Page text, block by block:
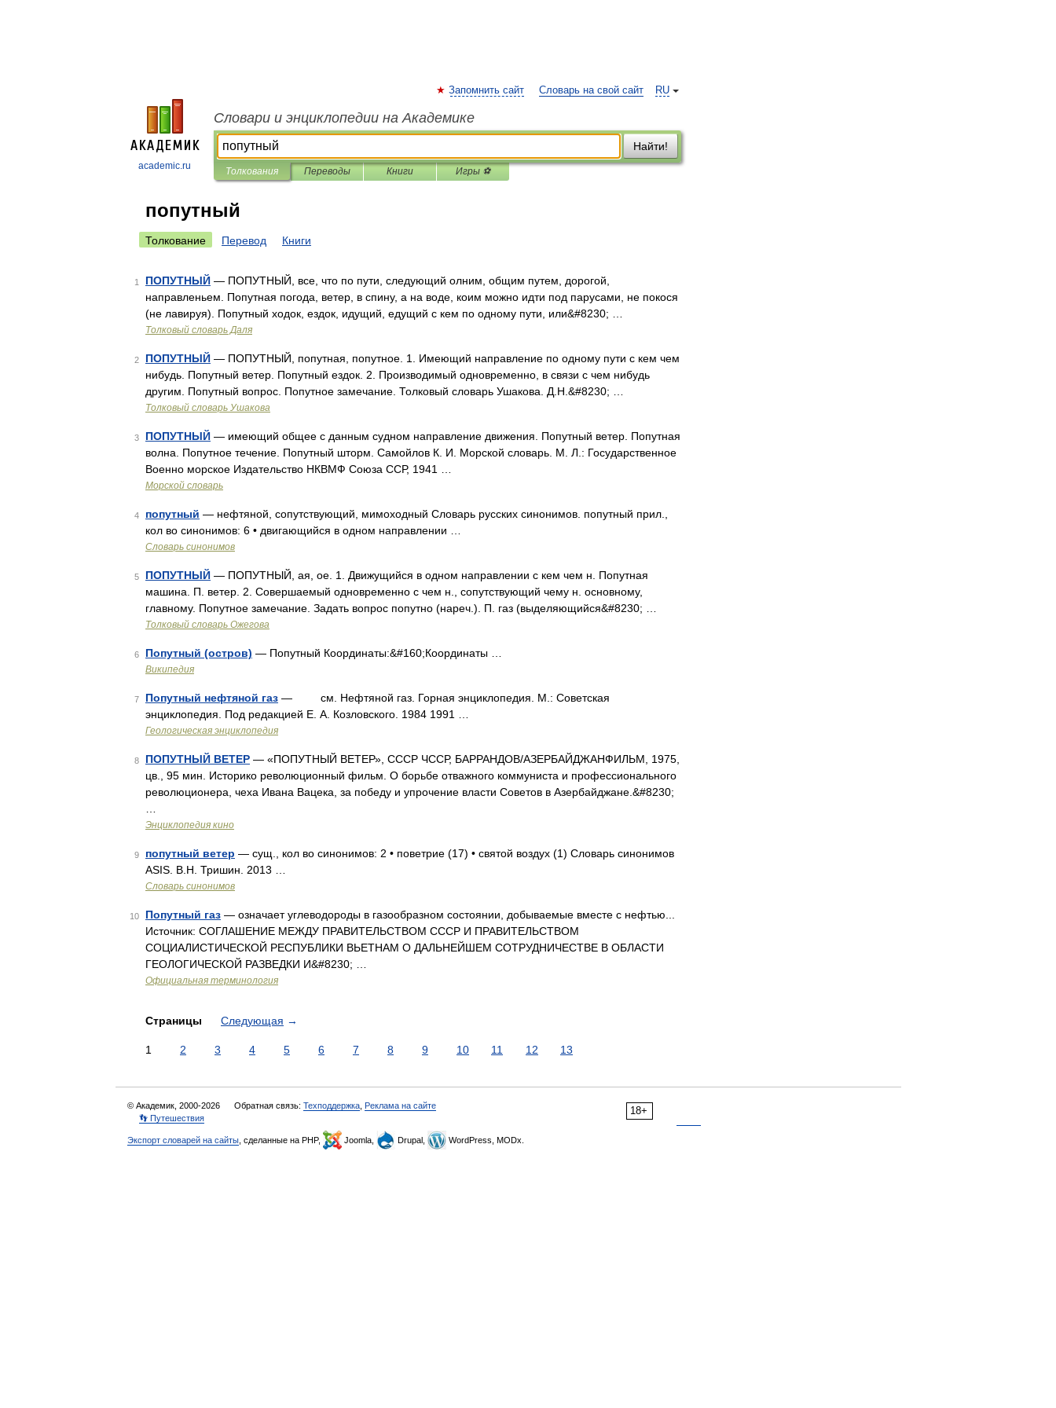
academic.ru
RU
Запомнить сайт Словарь на свой сайт
Словари и энциклопедии на Академике
Найти!
Толкования Переводы Книги Игры ⚽
попутный
Толкование Перевод Книги
1 ПОПУТНЫЙ — ПОПУТНЫЙ, все, что по пути, следующий олним, общим путем, дорогой,
направленьем. Попутная погода, ветер, в спину, а на воде, коим можно идти под парусами, не покося
(не лавируя). Попутный ходок, ездок, идущий, едущий с кем по одному пути, или&#8230; …
Толковый словарь Даля
2 ПОПУТНЫЙ — ПОПУТНЫЙ, попутная, попутное. 1. Имеющий направление по одному пути с кем чем
нибудь. Попутный ветер. Попутный ездок. 2. Производимый одновременно, в связи с чем нибудь
другим. Попутный вопрос. Попутное замечание. Толковый словарь Ушакова. Д.Н.&#8230; …
Толковый словарь Ушакова
3 ПОПУТНЫЙ — имеющий общее с данным судном направление движения. Попутный ветер. Попутная
волна. Попутное течение. Попутный шторм. Самойлов К. И. Морской словарь. М. Л.: Государственное
Военно морское Издательство НКВМФ Союза ССР, 1941 …
Морской словарь
4 попутный — нефтяной, сопутствующий, мимоходный Словарь русских синонимов. попутный прил.,
кол во синонимов: 6 • двигающийся в одном направлении …
Словарь синонимов
5 ПОПУТНЫЙ — ПОПУТНЫЙ, ая, ое. 1. Движущийся в одном направлении с кем чем н. Попутная
машина. П. ветер. 2. Совершаемый одновременно с чем н., сопутствующий чему н. основному,
главному. Попутное замечание. Задать вопрос попутно (нареч.). П. газ (выделяющийся&#8230; …
Толковый словарь Ожегова
6 Попутный (остров) — Попутный Координаты:&#160;Координаты …
Википедия
7 Попутный нефтяной газ — см. Нефтяной газ. Горная энциклопедия. М.: Советская
энциклопедия. Под редакцией Е. А. Козловского. 1984 1991 …
Геологическая энциклопедия
8 ПОПУТНЫЙ ВЕТЕР — «ПОПУТНЫЙ ВЕТЕР», СССР ЧССР, БАРРАНДОВ/АЗЕРБАЙДЖАНФИЛЬМ, 1975,
цв., 95 мин. Историко революционный фильм. О борьбе отважного коммуниста и профессионального
революционера, чеха Ивана Вацека, за победу и упрочение власти Советов в Азербайджане.&#8230;
Энциклопедия кино
9 попутный ветер — сущ., кол во синонимов: 2 • поветрие (17) • святой воздух (1) Словарь синонимов
ASIS. В.Н. Тришин. 2013 …
Словарь синонимов
10 Попутный газ — означает углеводороды в газообразном состоянии, добываемые вместе с нефтью...
Источник: СОГЛАШЕНИЕ МЕЖДУ ПРАВИТЕЛЬСТВОМ СССР И ПРАВИТЕЛЬСТВОМ
СОЦИАЛИСТИЧЕСКОЙ РЕСПУБЛИКИ ВЬЕТНАМ О ДАЛЬНЕЙШЕМ СОТРУДНИЧЕСТВЕ В ОБЛАСТИ
ГЕОЛОГИЧЕСКОЙ РАЗВЕДКИ И&#8230; …
Официальная терминология
Страницы Следующая →
1 2 3 4 5 6 7 8 9 10 11 12 13
18+
© Академик, 2000-2026 Обратная связь: Техподдержка Реклама на сайте
👣 Путешествия
Экспорт словарей на сайты , сделанные на PHP, Joomla, Drupal, WordPress, MODx.